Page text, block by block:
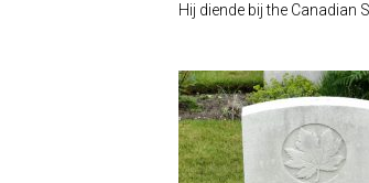
Hij diende bij the Canadian